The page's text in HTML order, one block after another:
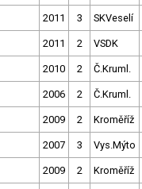
2011 3 SKVeselí
2011 2 VSDK
2010 2 Č.Kruml.
2006 2 Č.Kruml.
2009 2 Kroměříž
2007 3 Vys.Mýto
2009 2 Kroměříž